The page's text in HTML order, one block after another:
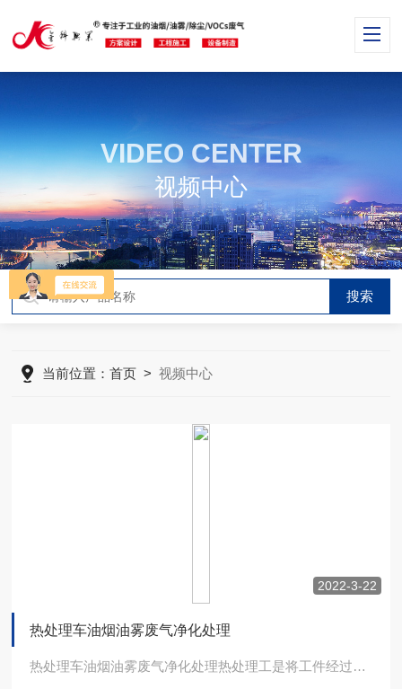
VIDEO CENTER
视频中心
当前位置：首页 >视频中心
2022-3-22
热处理车油烟油雾废气净化处理
热处理车油烟油雾废气净化处理热处理工是将工件经过加热保温冷却后达到一定的机械性能...